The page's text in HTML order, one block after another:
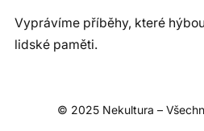
Vyprávíme příběhy, které
lidské paměti.
© 2025 Nekultura –